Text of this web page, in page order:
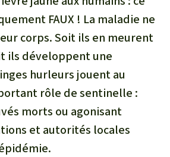
FAUX ! La maladie ne
corps. Soit ils en meurent
ils développent une
hurleurs jouent au
rôle de sentinelle :
morts ou agonisant
et autorités locales